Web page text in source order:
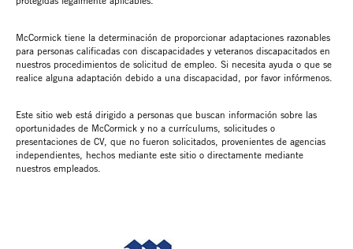
McCormick tiene la determinación de proporcionar adaptaciones razonables
para personas calificadas con discapacidades y veteranos discapacitados en
nuestros procedimientos de solicitud de empleo. Si necesita ayuda o que se
realice alguna adaptación debido a una discapacidad, por favor infórmenos.
Este sitio web está dirigido a personas que buscan información sobre las
oportunidades de McCormick y no a currículums, solicitudes o
presentaciones de CV, que no fueron solicitados, provenientes de agencias
independientes, hechos mediante este sitio o directamente mediante
nuestros empleados.